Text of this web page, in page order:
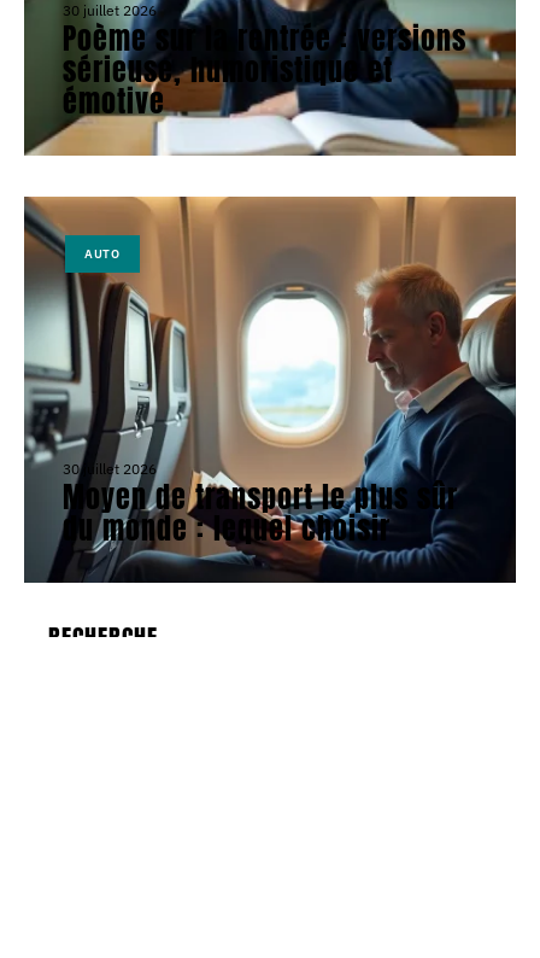
30 juillet 2026
Poème sur la rentrée : versions
sérieuse, humoristique et
émotive
AUTO
30 juillet 2026
Moyen de transport le plus sûr
du monde : lequel choisir
RECHERCHE